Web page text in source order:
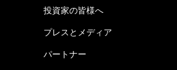
投資家の皆様へ
プレスとメディア
パートナー